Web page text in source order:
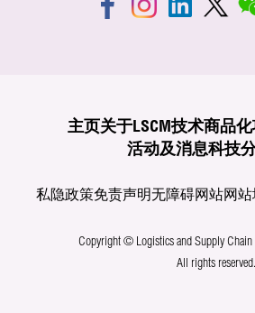
主页关于LSCM技术商品化
活动及消息科技
私隐政策免责声明无障碍网站网站
Copyright © Logistics and Supply Chain
All rights reserved.